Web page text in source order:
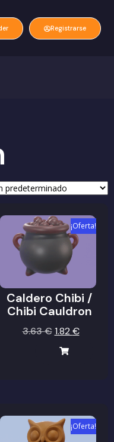
Registrarse
¡Oferta!
Caldero Chibi /
Chibi Cauldron
3.63€ 1.82 €
¡Oferta!